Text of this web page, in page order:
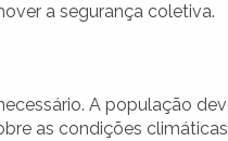
a segurança coletiva.
A população
as condições